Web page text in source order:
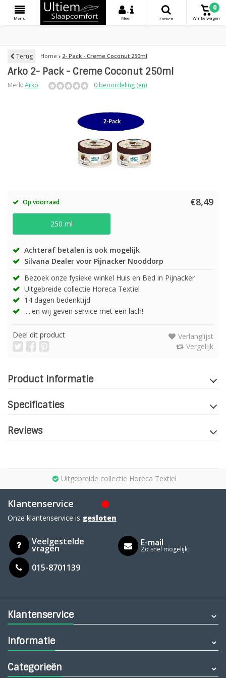
Menu
+
Meer
Zoeken
0
Winkelwagen
Terug Home 2- Pack - Creme Coconut 250ml
Arko 2- Pack - Creme Coconut 250ml
Merk: Arko 0 beoordeling (en)
Op voorraad €8,49
250 ml
Achteraf betalen is ook mogelijk
Silvana Dealer voor Pijnacker Nooddorp
Bezoek onze fysieke winkel Huis en Bed in Pijnacker
Uitgebreide collectie Horeca Textiel
14 dagen bedenktijd
.....en wij geven service met een lach!
Deel dit product
Verlanglijst
Vergelijk
Product informatie
Specificaties
Reviews
Uitgebreide collectie Horeca Textiel
Klantenservice
Onze klantenservice is gesloten
Veelgestelde
vragen
015-8701139
E-mail
Zo snel mogelijk
Klantenservice
Informatie
Categorieën